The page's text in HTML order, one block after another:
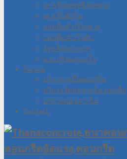
เสาเข็มหกเหลี่ยมกลวง
เสาเข็มตัวไอ
แผ่นพื้นสำเร็จกลวง
แผ่นพื้นสำเร็จตัน
อิฐบล็อกมวลเบา
คอนกรีตผสมเสร็จ
Service
บริการรถปั๊มคอนกรีต
บริการจัดส่งเสาเข็ม แผ่นพื้น
บริการตอกเสาเข็ม
Contact